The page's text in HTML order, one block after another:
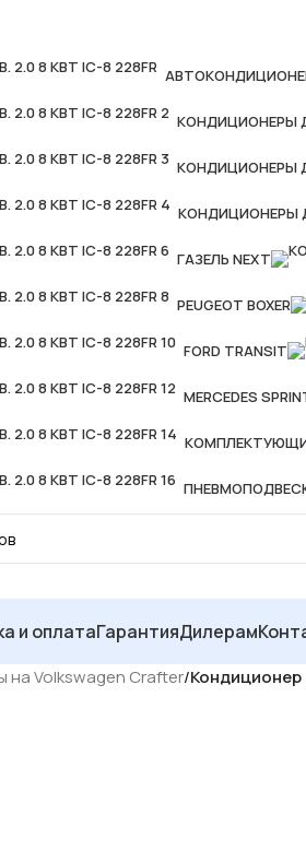
КОНДИЦИОНЕРЫ
КОНДИЦИОНЕРЫ
КОНДИЦИОНЕРЫ
ГАЗЕЛЬ NEXT
PEUGEOT BOXER
FORD TRANSIT
MERCEDES
и оплатаГарантияДилерам
на Volkswagen Crafter/Кондиционер